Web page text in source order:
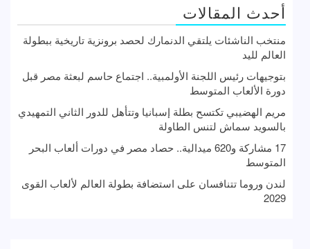
أحدث المقالات
منتخب الناشئات يلتقي الدنمارك لحصد برونزية تاريخية ببطولة
العالم لليد
بتوجيهات رئيس اللجنة الأولمبية.. اجتماع حاسم لبعثة مصر قبل
دورة الألعاب المتوسط
مريم الهضيبي تكتسح بطلة إسبانيا وتتأهل للدور الثاني التمهيدي
بالسويد سماش لتنس الطاولة
17 مشاركة و620 ميدالية.. حصاد مصر في دورات ألعاب البحر
المتوسط
لندن وروما تتنافسان على استضافة بطولة العالم لألعاب القوى
2029